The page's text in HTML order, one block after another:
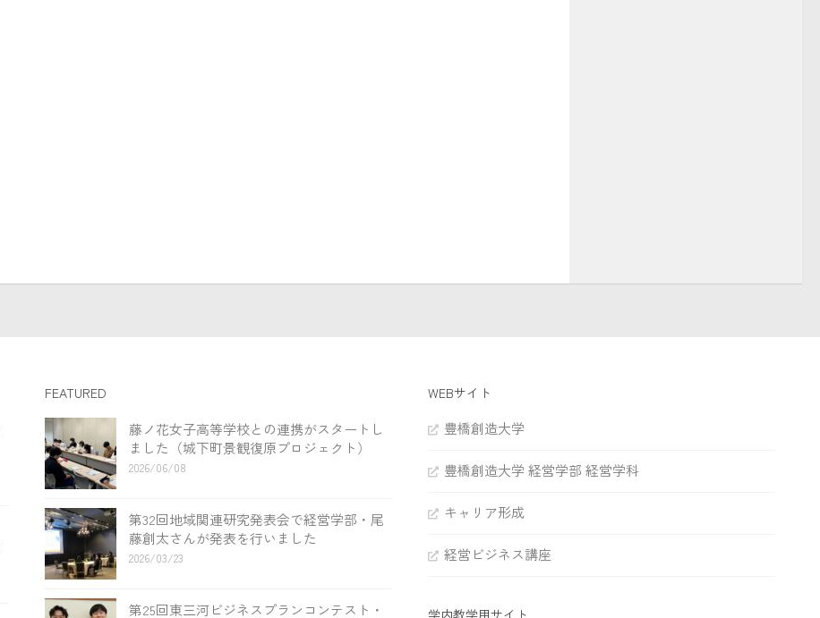
FEATURED
藤ノ花女子高等学校との連携がスタートし
ました（城下町景観復原プロジェクト）
2026/06/08
第32回地域関連研究発表会で経営学部・尾
藤創太さんが発表を行いました
2026/03/23
第25回東三河ビジネスプランコンテスト・
WEBサイト
豊橋創造大学
豊橋創造大学 経営学部 経営学科
キャリア形成
経営ビジネス講座
学内教学用サイト